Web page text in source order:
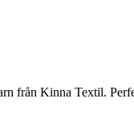
från Kinna Textil.